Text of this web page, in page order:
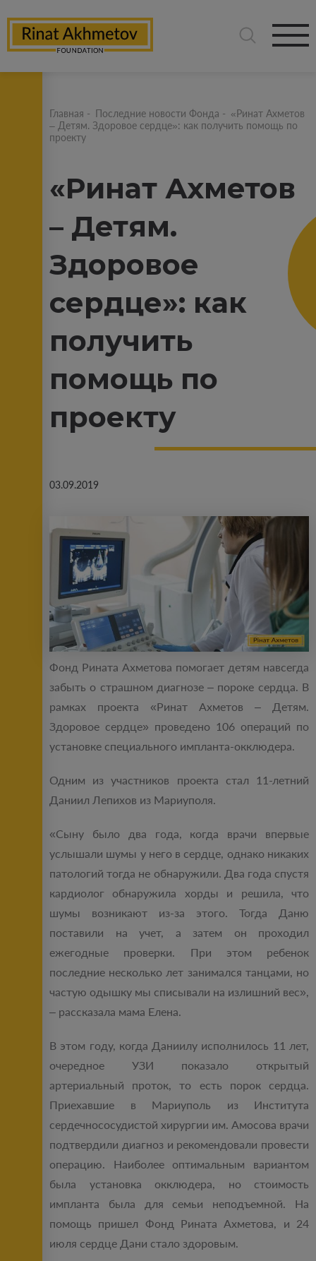
Главная - Последние новости Фонда - «Ринат Ахметов
– Детям. Здоровое сердце»: как получить помощь по
проекту
«Ринат Ахметов
– Детям.
Здоровое
сердце»: как
получить
помощь по
проекту
03.09.2019
Фонд Рината Ахметова помогает детям навсегда
забыть о страшном диагнозе – пороке сердца. В
рамках проекта «Ринат Ахметов – Детям.
Здоровое сердце» проведено 106 операций по
установке специального импланта-окклюдера.
Одним из участников проекта стал 11-летний
Даниил Лепихов из Мариуполя.
«Сыну было два года, когда врачи впервые
услышали шумы у него в сердце, однако никаких
патологий тогда не обнаружили. Два года спустя
кардиолог обнаружила хорды и решила, что
шумы возникают из-за этого. Тогда Даню
поставили на учет, а затем он проходил
ежегодные проверки. При этом ребенок
последние несколько лет занимался танцами, но
частую одышку мы списывали на излишний вес»,
– рассказала мама Елена.
В этом году, когда Даниилу исполнилось 11 лет,
очередное УЗИ показало открытый
артериальный проток, то есть порок сердца.
Приехавшие в Мариуполь из Института
сердечнососудистой хирургии им. Амосова врачи
подтвердили диагноз и рекомендовали провести
операцию. Наиболее оптимальным вариантом
была установка окклюдера, но стоимость
импланта была для семьи неподъемной. На
помощь пришел Фонд Рината Ахметова, и 24
июля сердце Дани стало здоровым.